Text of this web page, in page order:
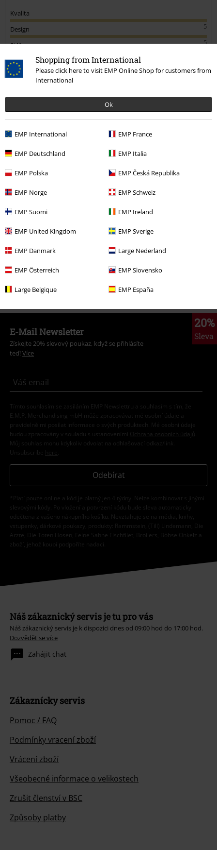
Shopping from International
Please click here to visit EMP Online Shop for customers from
International
Ok
EMP International EMP France
EMP Deutschland EMP Italia
EMP Polska EMP Česká Republika
EMP Norge EMP Schweiz
EMP Suomi EMP Ireland
EMP United Kingdom EMP Sverige
EMP Danmark Large Nederland
EMP Österreich EMP Slovensko
Large Belgique EMP España
Kvalita
5
Design
5
Střih
Ověřená recenze
Komentář
Odeslat komentář
More categories. More options.
20%
Sleva
E-Mail Newsletter
Získejte 20% slevový poukaz, když se přihlásíte
teď! Více
Tímto souhlasím se zasíláním EMP Newslettru a souhlasím s tím, že
E.M.P. Merchandising mbH může zpracovávat mé osobní údaje a
pravidelně mi posílat informace o svých produktech. Mé osobní údaje
budou zpracovány v souladu s ustanoveními
Ochrana osobních údajů
Můj souhlas mohu kdykoliv odvolat na odhlašovací odkaz/link.
Unsubscribe here
Odebírat
*Platí pouze online a kód je platný jen 4 týdny. Nelze kombinovat s jinými
slevovými kódy. Po vložení a potvrzení kódu bude sleva automaticky
odečtena z vašeho nákupního košíku. Nevztahuje se na média, knihy,
vstupenky, dárkové poukazy, produkty: Rammstein, (Till) Lindemann, Die
Ärzte, Die Toten Hosen, Feine Sahne Fischfilet, Broilers, Böhse Onkelz a
zboží, jehož koupí podpoříte nadaci.
Náš zákaznický servis je tu pro vás
Náš zákaznický servis je k dispozici dnes od 09:00 hod do 17:00 hod.
Dozvědět se více
Zahájit chat
Zákaznícky servis
Pomoc / FAQ
Podmínky vracení zboží
Vrácení zboží
Všeobecné informace o velikostech
Zrušit členství v BSC
Způsoby platby